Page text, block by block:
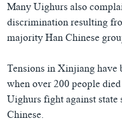
Many Uighurs also
discrimination resulting
majority Han Chinese
Tensions in Xinjiang have
when over 200 people
Uighurs fight against
Chinese.